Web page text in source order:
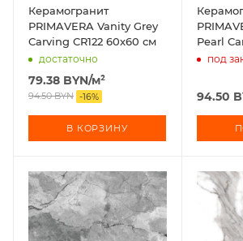
Керамогранит
PRIMAVERA Vanity Grey
Carving CR122 60х60 см
достаточно
79.38 BYN/м²
94.50BYN -16%
В КОРЗИНУ
Pearl
60х60
под
94.50